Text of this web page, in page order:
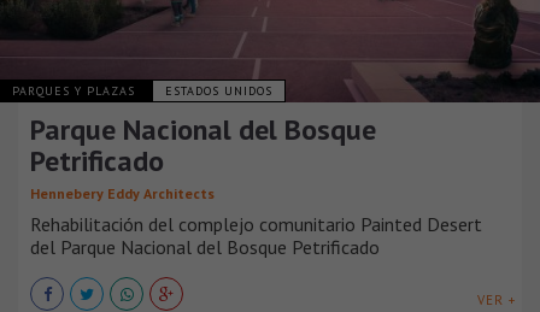
PARQUES Y PLAZAS ESTADOS UNIDOS
Parque Nacional del Bosque
Petrificado
Hennebery Eddy Architects
Rehabilitación del complejo comunitario Painted Desert
del Parque Nacional del Bosque Petrificado
VER +